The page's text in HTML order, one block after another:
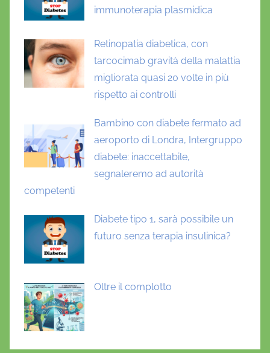
immunoterapia plasmidica
Retinopatia diabetica, con
tarcocimab gravità della malattia
migliorata quasi 20 volte in più
rispetto ai controlli
Bambino con diabete fermato ad
aeroporto di Londra, Intergruppo
diabete: inaccettabile,
segnaleremo ad autorità
competenti
Diabete tipo 1, sarà possibile un
futuro senza terapia insulinica?
Oltre il complotto